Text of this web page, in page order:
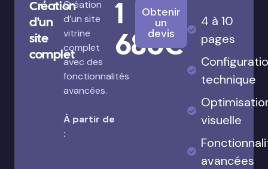
Création
d'un
site
complet
Création
d’un site
vitrine
complet
avec des
fonctionnalités
avancées.
À partir de
:
1
680€
Obtenir
un
devis
4 à 10
pages
technique
visuelle
avancées